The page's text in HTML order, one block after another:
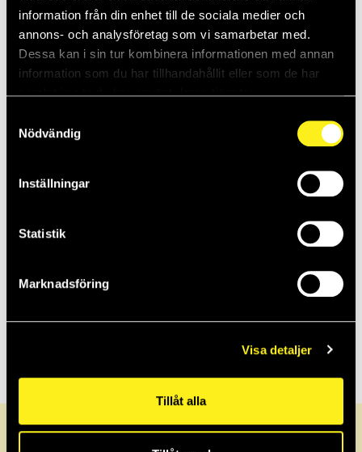
information från din enhet till de sociala medier och
annons- och analysföretag som vi samarbetar med.
Dessa kan i sin tur kombinera informationen med annan
information som du har tillhandahållit eller som de har
samlat in när du har använt deras tjänster.
Nödvändig
Inställningar
Statistik
Marknadsföring
Visa detaljer
Tillåt alla
2023
2022
2019
2018
0470-72 30 40 info@griffel.se Servicedesk